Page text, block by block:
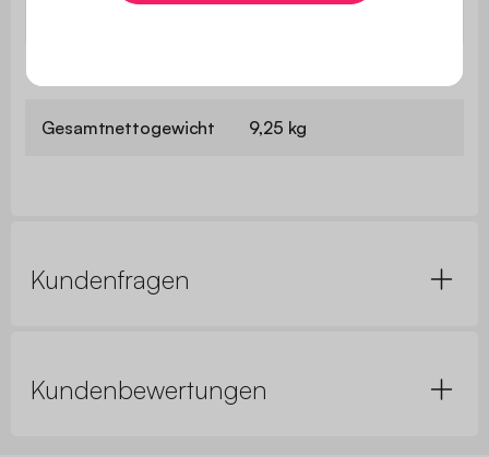
Gesamtnettogewicht 9,25 kg
Kundenfragen
Kundenbewertungen